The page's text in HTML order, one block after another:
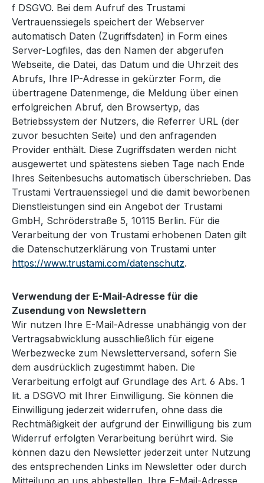
f DSGVO. Bei dem Aufruf des Trustami
Vertrauenssiegels speichert der Webserver
automatisch Daten (Zugriffsdaten) in Form eines
Server-Logfiles, das den Namen der abgerufen
Webseite, die Datei, das Datum und die Uhrzeit des
Abrufs, Ihre IP-Adresse in gekürzter Form, die
übertragene Datenmenge, die Meldung über einen
erfolgreichen Abruf, den Browsertyp, das
Betriebssystem der Nutzers, die Referrer URL (der
zuvor besuchten Seite) und den anfragenden
Provider enthält. Diese Zugriffsdaten werden nicht
ausgewertet und spätestens sieben Tage nach Ende
Ihres Seitenbesuchs automatisch überschrieben. Das
Trustami Vertrauenssiegel und die damit beworbenen
Dienstleistungen sind ein Angebot der Trustami
GmbH, Schröderstraße 5, 10115 Berlin. Für die
Verarbeitung der von Trustami erhobenen Daten gilt
die Datenschutzerklärung von Trustami unter
https://www.trustami.com/datenschutz.
Verwendung der E-Mail-Adresse für die
Zusendung von Newslettern
Wir nutzen Ihre E-Mail-Adresse unabhängig von der
Vertragsabwicklung ausschließlich für eigene
Werbezwecke zum Newsletterversand, sofern Sie
dem ausdrücklich zugestimmt haben. Die
Verarbeitung erfolgt auf Grundlage des Art. 6 Abs. 1
lit. a DSGVO mit Ihrer Einwilligung. Sie können die
Einwilligung jederzeit widerrufen, ohne dass die
Rechtmäßigkeit der aufgrund der Einwilligung bis zum
Widerruf erfolgten Verarbeitung berührt wird. Sie
können dazu den Newsletter jederzeit unter Nutzung
des entsprechenden Links im Newsletter oder durch
Mitteilung an uns abbestellen. Ihre E-Mail-Adresse